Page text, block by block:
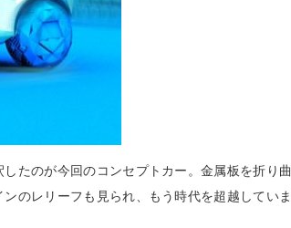
たのが今回のコンセプトカー。金属板を折り曲
のレリーフも見られ、もう時代を超越していま